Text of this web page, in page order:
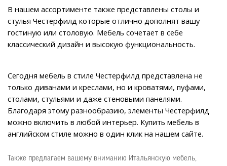
В нашем ассортименте также представлены столы и
стулья Честерфилд которые отлично дополнят вашу
гостиную или столовую. Мебель сочетает в себе
классический дизайн и высокую функциональность.
Сегодня мебель в стиле Честерфилд представлена не
только диванами и креслами, но и кроватями, пуфами,
столами, стульями и даже стеновыми панелями.
Благодаря этому разнообразию, элементы Честерфилд
можно включить в любой интерьер. Купить мебель в
английском стиле можно в один клик на нашем сайте.
Также предлагаем вашему вниманию Итальянскую мебель,